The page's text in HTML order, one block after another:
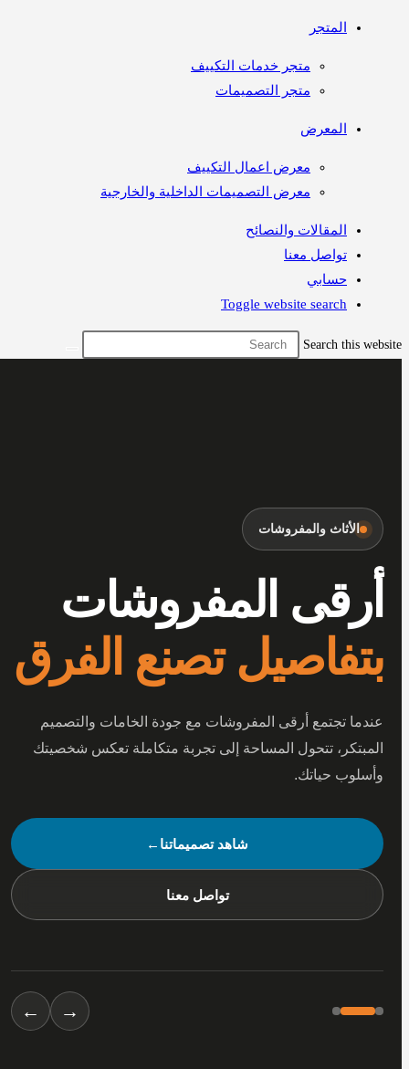
متجر خدمات التكييف
متجر التصميمات
المعرض
معرض اعمال التكييف
معرض التصميمات الداخلية والخارجية
المقالات والنصائح
تواصل معنا
Toggle website search
Search
والمفروشات
المفروشات
تصنع الفرق
تجتمع أرقى المفروشات مع جودة الخامات والتصميم
تتحول المساحة إلى تجربة متكاملة تعكس شخصيتك
حياتك.
شاهد تصميماتنا ←
تواصل معنا
←